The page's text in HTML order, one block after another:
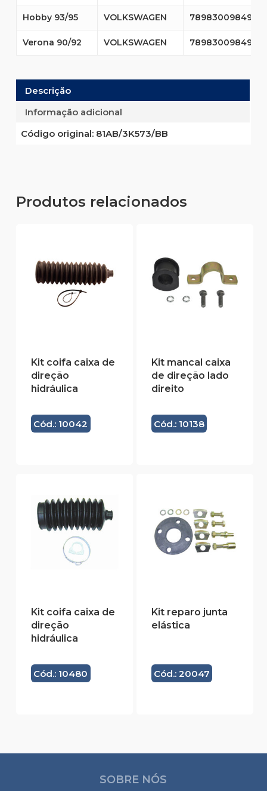
Hobby 93/95 VOLKSWAGEN 7898300984969
Verona 90/92 VOLKSWAGEN 7898300984969
Descrição
Informação adicional
Código original:81AB/3K573/BB
Produtos relacionados
Kit coifa caixa de
direção
hidráulica
Cód.: 10042
Kit mancal caixa
de direção lado
direito
Cód.: 10138
Kit coifa caixa de
direção
hidráulica
Cód.: 10480
Kit reparo junta
elástica
Cód.: 20047
SOBRE NÓS